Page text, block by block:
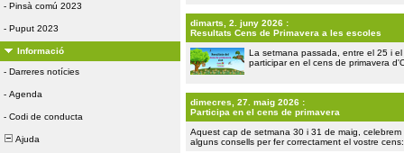
- Pinsà comú 2023
- Puput 2023
Informació
- Darreres notícies
- Agenda
- Codi de conducta
Ajuda
dimarts, 2. juny 2026 :
Resultats Cens de Primavera a les escoles
La setmana passada, entre el 25 i
participar en el cens de primavera
dimecres, 27. maig 2026 :
Participa en el cens de primavera
Aquest cap de setmana 30 i 31 de maig,
alguns consells per fer correctament el vostre